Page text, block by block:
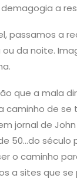
a
passamos a
da noite.
que a mala
caminho de se
jornal de John
50…do século
o caminho
a sites que